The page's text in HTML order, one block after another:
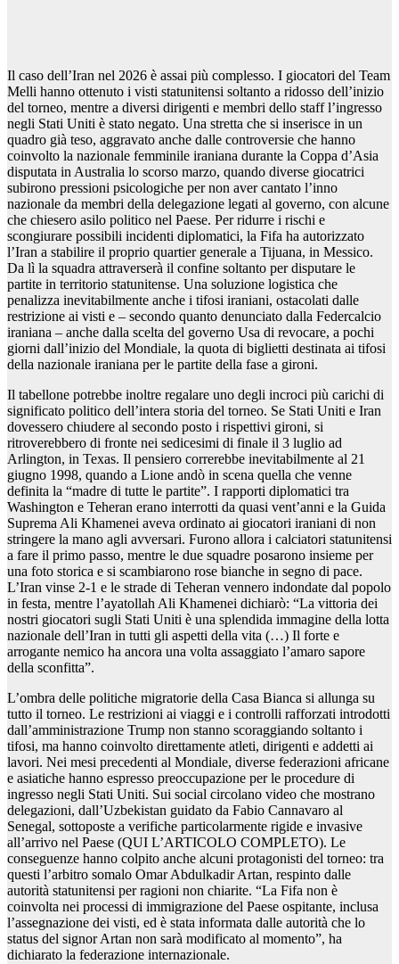
Il caso dell’Iran nel 2026 è assai più complesso. I giocatori del Team
Melli hanno ottenuto i visti statunitensi soltanto a ridosso dell’inizio
del torneo, mentre a diversi dirigenti e membri dello staff l’ingresso
negli Stati Uniti è stato negato. Una stretta che si inserisce in un
quadro già teso, aggravato anche dalle controversie che hanno
coinvolto la nazionale femminile iraniana durante la Coppa d’Asia
disputata in Australia lo scorso marzo, quando diverse giocatrici
subirono pressioni psicologiche per non aver cantato l’inno
nazionale da membri della delegazione legati al governo, con alcune
che chiesero asilo politico nel Paese. Per ridurre i rischi e
scongiurare possibili incidenti diplomatici, la Fifa ha autorizzato
l’Iran a stabilire il proprio quartier generale a Tijuana, in Messico.
Da lì la squadra attraverserà il confine soltanto per disputare le
partite in territorio statunitense. Una soluzione logistica che
penalizza inevitabilmente anche i tifosi iraniani, ostacolati dalle
restrizione ai visti e – secondo quanto denunciato dalla Federcalcio
iraniana – anche dalla scelta del governo Usa di revocare, a pochi
giorni dall’inizio del Mondiale, la quota di biglietti destinata ai tifosi
della nazionale iraniana per le partite della fase a gironi.
Il tabellone potrebbe inoltre regalare uno degli incroci più carichi di
significato politico dell’intera storia del torneo. Se Stati Uniti e Iran
dovessero chiudere al secondo posto i rispettivi gironi, si
ritroverebbero di fronte nei sedicesimi di finale il 3 luglio ad
Arlington, in Texas. Il pensiero correrebbe inevitabilmente al 21
giugno 1998, quando a Lione andò in scena quella che venne
definita la “madre di tutte le partite”. I rapporti diplomatici tra
Washington e Teheran erano interrotti da quasi vent’anni e la Guida
Suprema Ali Khamenei aveva ordinato ai giocatori iraniani di non
stringere la mano agli avversari. Furono allora i calciatori statunitensi
a fare il primo passo, mentre le due squadre posarono insieme per
una foto storica e si scambiarono rose bianche in segno di pace.
L’Iran vinse 2-1 e le strade di Teheran vennero indondate dal popolo
in festa, mentre l’ayatollah Ali Khamenei dichiarò: “La vittoria dei
nostri giocatori sugli Stati Uniti è una splendida immagine della lotta
nazionale dell’Iran in tutti gli aspetti della vita (…) Il forte e
arrogante nemico ha ancora una volta assaggiato l’amaro sapore
della sconfitta”.
L’ombra delle politiche migratorie della Casa Bianca si allunga su
tutto il torneo. Le restrizioni ai viaggi e i controlli rafforzati introdotti
dall’amministrazione Trump non stanno scoraggiando soltanto i
tifosi, ma hanno coinvolto direttamente atleti, dirigenti e addetti ai
lavori. Nei mesi precedenti al Mondiale, diverse federazioni africane
e asiatiche hanno espresso preoccupazione per le procedure di
ingresso negli Stati Uniti. Sui social circolano video che mostrano
delegazioni, dall’Uzbekistan guidato da Fabio Cannavaro al
Senegal, sottoposte a verifiche particolarmente rigide e invasive
all’arrivo nel Paese (QUI L’ARTICOLO COMPLETO). Le
conseguenze hanno colpito anche alcuni protagonisti del torneo: tra
questi l’arbitro somalo Omar Abdulkadir Artan, respinto dalle
autorità statunitensi per ragioni non chiarite. “La Fifa non è
coinvolta nei processi di immigrazione del Paese ospitante, inclusa
l’assegnazione dei visti, ed è stata informata dalle autorità che lo
status del signor Artan non sarà modificato al momento”, ha
dichiarato la federazione internazionale.